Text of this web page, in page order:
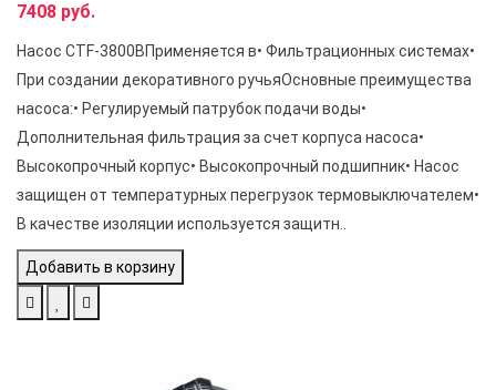
7408 руб.
Насос CTF-3800BПрименяется в• Фильтрационных системах•
При создании декоративного ручьяОсновные преимущества
насоса:• Регулируемый патрубок подачи воды•
Дополнительная фильтрация за счет корпуса насоса•
Высокопрочный корпус• Высокопрочный подшипник• Насос
защищен от температурных перегрузок термовыключателем•
В качестве изоляции используется защитн..
Добавить в корзину